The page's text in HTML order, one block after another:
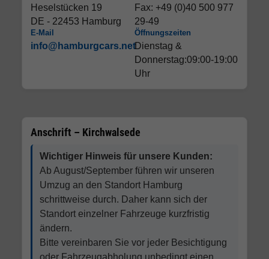
Heselstücken 19
DE - 22453 Hamburg
Fax: +49 (0)40 500 977
29-49
E-Mail
info@hamburgcars.net
Öffnungszeiten
Dienstag &
Donnerstag:09:00-19:00
Uhr
Anschrift – Kirchwalsede
Wichtiger Hinweis für unsere Kunden:
Ab August/September führen wir unseren
Umzug an den Standort Hamburg
schrittweise durch. Daher kann sich der
Standort einzelner Fahrzeuge kurzfristig
ändern.
Bitte vereinbaren Sie vor jeder Besichtigung